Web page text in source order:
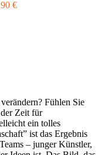
€
Fühlen Sie
der Zeit für
ein tolles
ist das Ergebnis
– junger Künstler,